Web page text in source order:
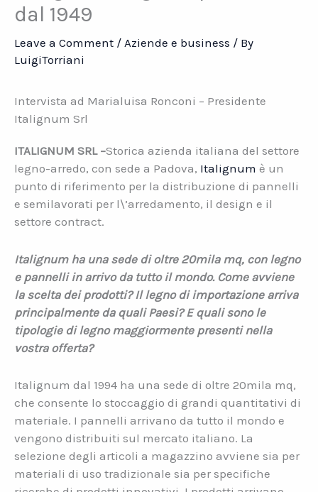
dal 1949
Leave a Comment / Aziende e business / By
LuigiTorriani
Intervista ad Marialuisa Ronconi – Presidente
Italignum Srl
ITALIGNUM SRL –Storica azienda italiana del settore
legno-arredo, con sede a Padova, Italignum è un
punto di riferimento per la distribuzione di pannelli
e semilavorati per l\’arredamento, il design e il
settore contract.
Italignum ha una sede di oltre 20mila mq, con legno
e pannelli in arrivo da tutto il mondo. Come avviene
la scelta dei prodotti? Il legno di importazione arriva
principalmente da quali Paesi? E quali sono le
tipologie di legno maggiormente presenti nella
vostra offerta?
Italignum dal 1994 ha una sede di oltre 20mila mq,
che consente lo stoccaggio di grandi quantitativi di
materiale. I pannelli arrivano da tutto il mondo e
vengono distribuiti sul mercato italiano. La
selezione degli articoli a magazzino avviene sia per
materiali di uso tradizionale sia per specifiche